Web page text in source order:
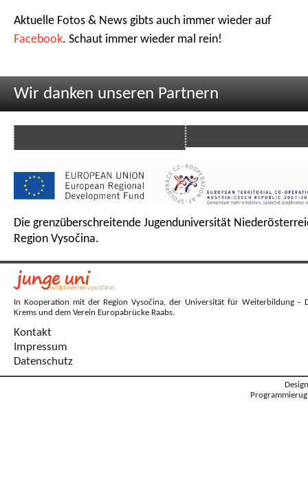
Aktuelle Fotos & News gibts auch immer wieder auf
Facebook. Schaut immer wieder mal rein!
Wir danken unseren Partnern
Die grenzüberschreitende Jugenduniversität
Region Vysočina.
In Kooperation mit der Region Vysočina, der Universität für Weiterbildung –
Krems und dem Verein Europabrücke Raabs.
Kontakt
Impressum
Datenschutz